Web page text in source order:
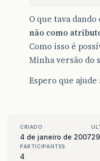
O que tava
não como
Como isso é
Minha versão do
Espero que ajude
CRIADO
4 de janeiro de 2007
PARTICIPANTES
4